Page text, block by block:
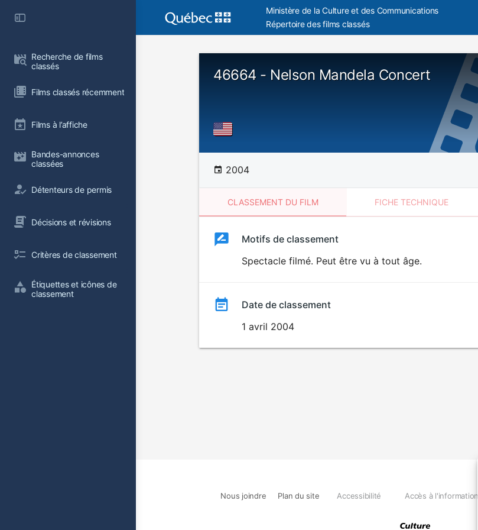
Recherche de films
classés
Films classés récemment
Films à l’affiche
Bandes-annonces
classées
Détenteurs de permis
Décisions et révisions
Critères de classement
Étiquettes et icônes de
classement
Ministère de la Culture et des Communications
Répertoire des films classés
46664 - Nelson Mandela Concert
2004
CLASSEMENT DU FILM FICHE TECHNIQUE
ClassementClassement
Motifs de classement
Spectacle filmé. Peut être vu à tout âge.
Date de classement
1 avril 2004
Nous joindre Plan du site Accessibilité Accès à l'information